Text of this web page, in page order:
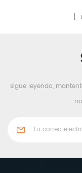
[
sigue leyendo,